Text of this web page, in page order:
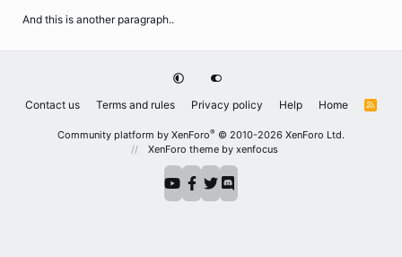
And this is another paragraph..
Contact us Terms and rules Privacy policy Help Home
R
Community platform by XenForo® © 2010-2026 XenForo Ltd.
XenForo theme by xenfocus